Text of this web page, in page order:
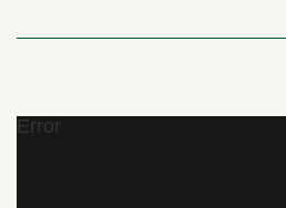
Error